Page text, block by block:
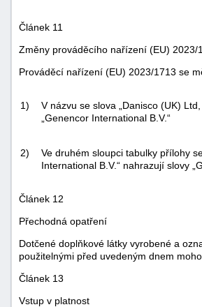
Článek 11
Změny prováděcího nařízení (EU) 2023/
Prováděcí nařízení (EU) 2023/1713 se
1)
V názvu se slova „Danisco (UK)
„Genencor International B.V.“
2)
Ve druhém sloupci tabulky přílohy
International B.V.“ nahrazují slovy
Článek 12
Přechodná opatření
Dotčené doplňkové látky vyrobené a
použitelnými před uvedeným dnem
Článek 13
Vstup v platnost